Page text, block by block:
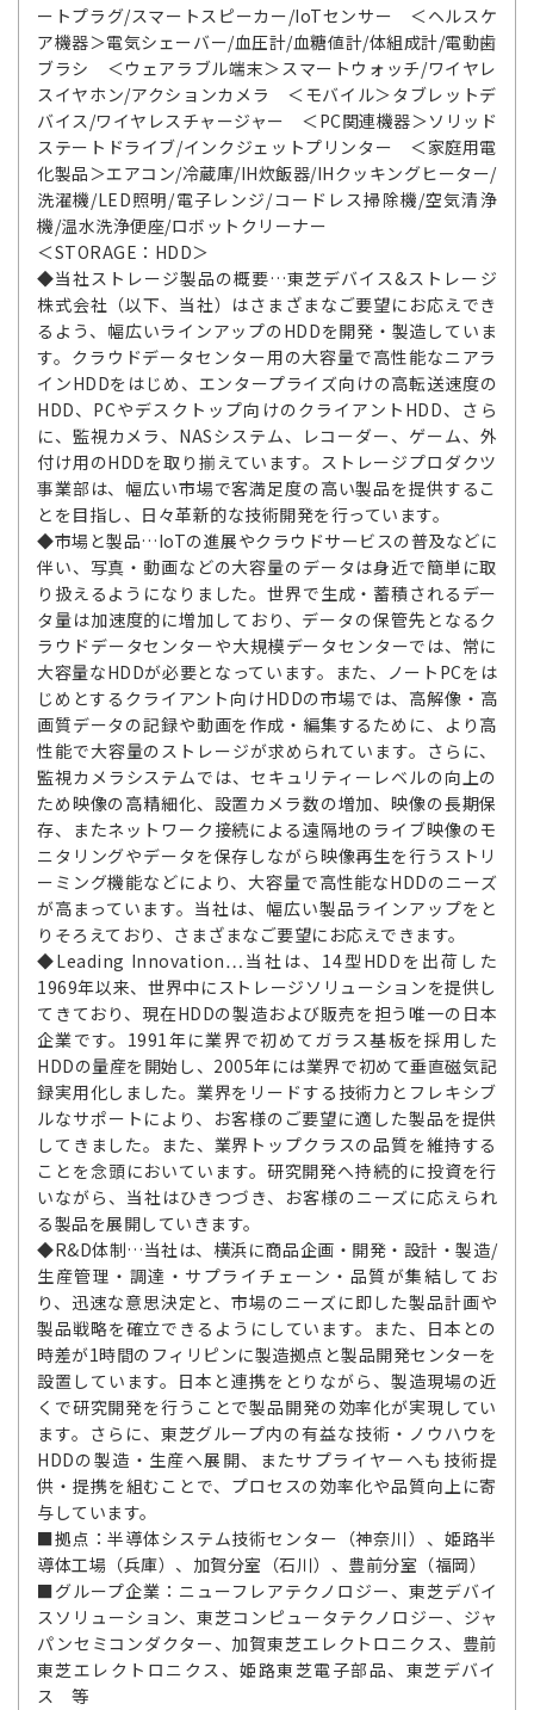
ートプラグ/スマートスピーカー/IoTセンサー ＜ヘルスケ
ア機器＞電気シェーバー/血圧計/血糖値計/体組成計/電動歯
ブラシ ＜ウェアラブル端末＞スマートウォッチ/ワイヤレ
スイヤホン/アクションカメラ ＜モバイル＞タブレットデ
バイス/ワイヤレスチャージャー ＜PC関連機器＞ソリッド
ステートドライブ/インクジェットプリンター ＜家庭用電
化製品＞エアコン/冷蔵庫/IH炊飯器/IHクッキングヒーター/
洗濯機/LED照明/電子レンジ/コードレス掃除機/空気清浄
機/温水洗浄便座/ロボットクリーナー
＜STORAGE：HDD＞
◆当社ストレージ製品の概要…東芝デバイス&ストレージ
株式会社（以下、当社）はさまざまなご要望にお応えでき
るよう、幅広いラインアップのHDDを開発・製造していま
す。クラウドデータセンター用の大容量で高性能なニアラ
インHDDをはじめ、エンタープライズ向けの高転送速度の
HDD、PCやデスクトップ向けのクライアントHDD、さら
に、監視カメラ、NASシステム、レコーダー、ゲーム、外
付け用のHDDを取り揃えています。ストレージプロダクツ
事業部は、幅広い市場で客満足度の高い製品を提供するこ
とを目指し、日々革新的な技術開発を行っています。
◆市場と製品…IoTの進展やクラウドサービスの普及などに
伴い、写真・動画などの大容量のデータは身近で簡単に取
り扱えるようになりました。世界で生成・蓄積されるデー
タ量は加速度的に増加しており、データの保管先となるク
ラウドデータセンターや大規模データセンターでは、常に
大容量なHDDが必要となっています。また、ノートPCをは
じめとするクライアント向けHDDの市場では、高解像・高
画質データの記録や動画を作成・編集するために、より高
性能で大容量のストレージが求められています。さらに、
監視カメラシステムでは、セキュリティーレベルの向上の
ため映像の高精細化、設置カメラ数の増加、映像の長期保
存、またネットワーク接続による遠隔地のライブ映像のモ
ニタリングやデータを保存しながら映像再生を行うストリ
ーミング機能などにより、大容量で高性能なHDDのニーズ
が高まっています。当社は、幅広い製品ラインアップをと
りそろえており、さまざまなご要望にお応えできます。
◆Leading Innovation…当社は、14型HDDを出荷した
1969年以来、世界中にストレージソリューションを提供し
てきており、現在HDDの製造および販売を担う唯一の日本
企業です。1991年に業界で初めてガラス基板を採用した
HDDの量産を開始し、2005年には業界で初めて垂直磁気記
録実用化しました。業界をリードする技術力とフレキシブ
ルなサポートにより、お客様のご要望に適した製品を提供
してきました。また、業界トップクラスの品質を維持する
ことを念頭においています。研究開発へ持続的に投資を行
いながら、当社はひきつづき、お客様のニーズに応えられ
る製品を展開していきます。
◆R&D体制…当社は、横浜に商品企画・開発・設計・製造/
生産管理・調達・サプライチェーン・品質が集結してお
り、迅速な意思決定と、市場のニーズに即した製品計画や
製品戦略を確立できるようにしています。また、日本との
時差が1時間のフィリピンに製造拠点と製品開発センターを
設置しています。日本と連携をとりながら、製造現場の近
くで研究開発を行うことで製品開発の効率化が実現してい
ます。さらに、東芝グループ内の有益な技術・ノウハウを
HDDの製造・生産へ展開、またサプライヤーへも技術提
供・提携を組むことで、プロセスの効率化や品質向上に寄
与しています。
■拠点：半導体システム技術センター（神奈川）、姫路半
導体工場（兵庫）、加賀分室（石川）、豊前分室（福岡）
■グループ企業：ニューフレアテクノロジー、東芝デバイ
スソリューション、東芝コンピュータテクノロジー、ジャ
パンセミコンダクター、加賀東芝エレクトロニクス、豊前
東芝エレクトロニクス、姫路東芝電子部品、東芝デバイ
ス 等